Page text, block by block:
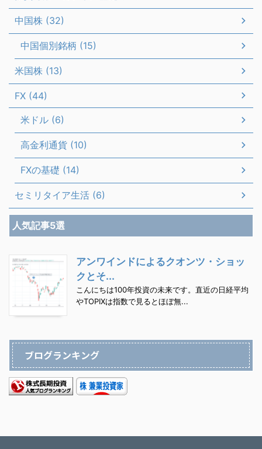
中国株 (32)
中国個別銘柄 (15)
米国株 (13)
FX (44)
米ドル (6)
高金利通貨 (10)
FXの基礎 (14)
セミリタイア生活 (6)
人気記事5選
アンワインドによるクオンツ・ショッ
クとそ...
こんにちは100年投資の未来です。直近の日経平均
やTOPIXは指数で見るとほぼ無...
ブログランキング